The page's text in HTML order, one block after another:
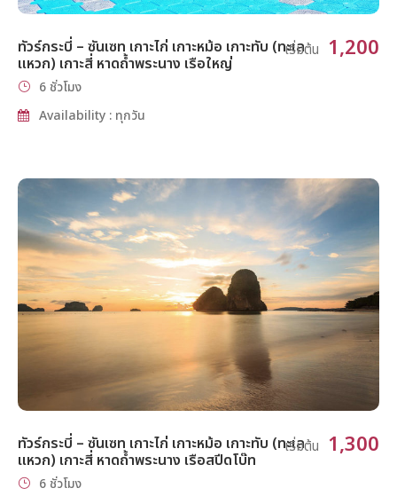
ทัวร์กระบี่ – ซันเซท เกาะไก่ เกาะหม้อ เกาะทับ (ทะเล
แหวก) เกาะสี่ หาดถ้ำพระนาง เรือใหญ่
เริ่มต้น 1,200
6 ชั่วโมง
Availability : ทุกวัน
ทัวร์กระบี่ – ซันเซท เกาะไก่ เกาะหม้อ เกาะทับ (ทะเล
แหวก) เกาะสี่ หาดถ้ำพระนาง เรือสปีดโบ๊ท
เริ่มต้น 1,300
6 ชั่วโมง